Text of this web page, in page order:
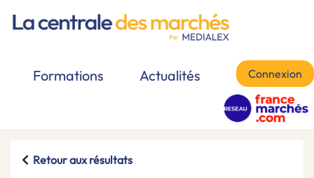
Formations Actualités Connexion
Retour aux résultats